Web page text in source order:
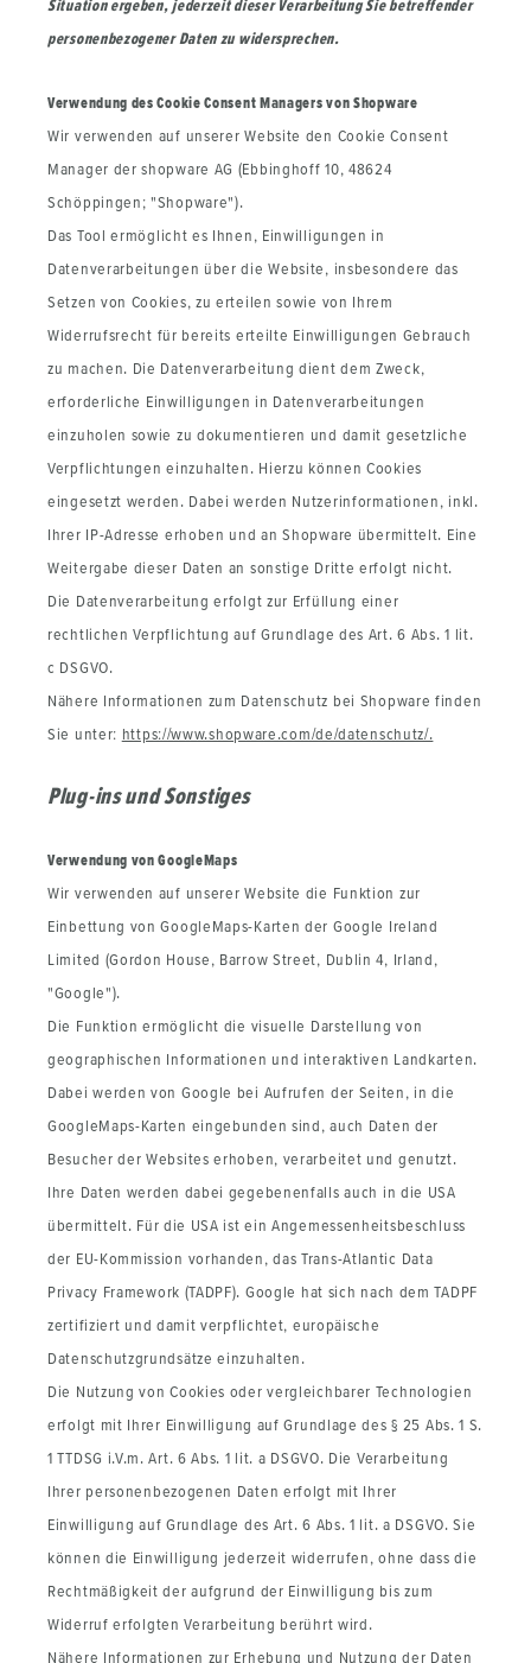
Situation ergeben, jederzeit dieser Verarbeitung Sie betreffender
personenbezogener Daten zu widersprechen.
Verwendung des Cookie Consent Managers von Shopware
Wir verwenden auf unserer Website den Cookie Consent
Manager der shopware AG (Ebbinghoff 10, 48624
Schöppingen; "Shopware").
Das Tool ermöglicht es Ihnen, Einwilligungen in
Datenverarbeitungen über die Website, insbesondere das
Setzen von Cookies, zu erteilen sowie von Ihrem
Widerrufsrecht für bereits erteilte Einwilligungen Gebrauch
zu machen. Die Datenverarbeitung dient dem Zweck,
erforderliche Einwilligungen in Datenverarbeitungen
einzuholen sowie zu dokumentieren und damit gesetzliche
Verpflichtungen einzuhalten. Hierzu können Cookies
eingesetzt werden. Dabei werden Nutzerinformationen, inkl.
Ihrer IP-Adresse erhoben und an Shopware übermittelt. Eine
Weitergabe dieser Daten an sonstige Dritte erfolgt nicht.
Die Datenverarbeitung erfolgt zur Erfüllung einer
rechtlichen Verpflichtung auf Grundlage des Art. 6 Abs. 1 lit.
c DSGVO.
Nähere Informationen zum Datenschutz bei Shopware finden
Sie unter: https://www.shopware.com/de/datenschutz/.
Plug-ins und Sonstiges
Verwendung von GoogleMaps
Wir verwenden auf unserer Website die Funktion zur
Einbettung von GoogleMaps-Karten der Google Ireland
Limited (Gordon House, Barrow Street, Dublin 4, Irland,
"Google").
Die Funktion ermöglicht die visuelle Darstellung von
geographischen Informationen und interaktiven Landkarten.
Dabei werden von Google bei Aufrufen der Seiten, in die
GoogleMaps-Karten eingebunden sind, auch Daten der
Besucher der Websites erhoben, verarbeitet und genutzt.
Ihre Daten werden dabei gegebenenfalls auch in die USA
übermittelt. Für die USA ist ein Angemessenheitsbeschluss
der EU-Kommission vorhanden, das Trans-Atlantic Data
Privacy Framework (TADPF). Google hat sich nach dem TADPF
zertifiziert und damit verpflichtet, europäische
Datenschutzgrundsätze einzuhalten.
Die Nutzung von Cookies oder vergleichbarer Technologien
erfolgt mit Ihrer Einwilligung auf Grundlage des § 25 Abs. 1 S.
1 TTDSG i.V.m. Art. 6 Abs. 1 lit. a DSGVO. Die Verarbeitung
Ihrer personenbezogenen Daten erfolgt mit Ihrer
Einwilligung auf Grundlage des Art. 6 Abs. 1 lit. a DSGVO. Sie
können die Einwilligung jederzeit widerrufen, ohne dass die
Rechtmäßigkeit der aufgrund der Einwilligung bis zum
Widerruf erfolgten Verarbeitung berührt wird.
Nähere Informationen zur Erhebung und Nutzung der Daten